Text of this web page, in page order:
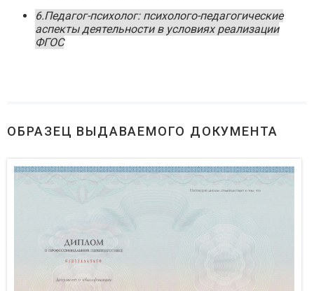
6.Педагог-психолог: психолого-педагогические
аспекты деятельности в условиях реализации
ФГОС
ОБРАЗЕЦ ВЫДАВАЕМОГО ДОКУМЕНТА